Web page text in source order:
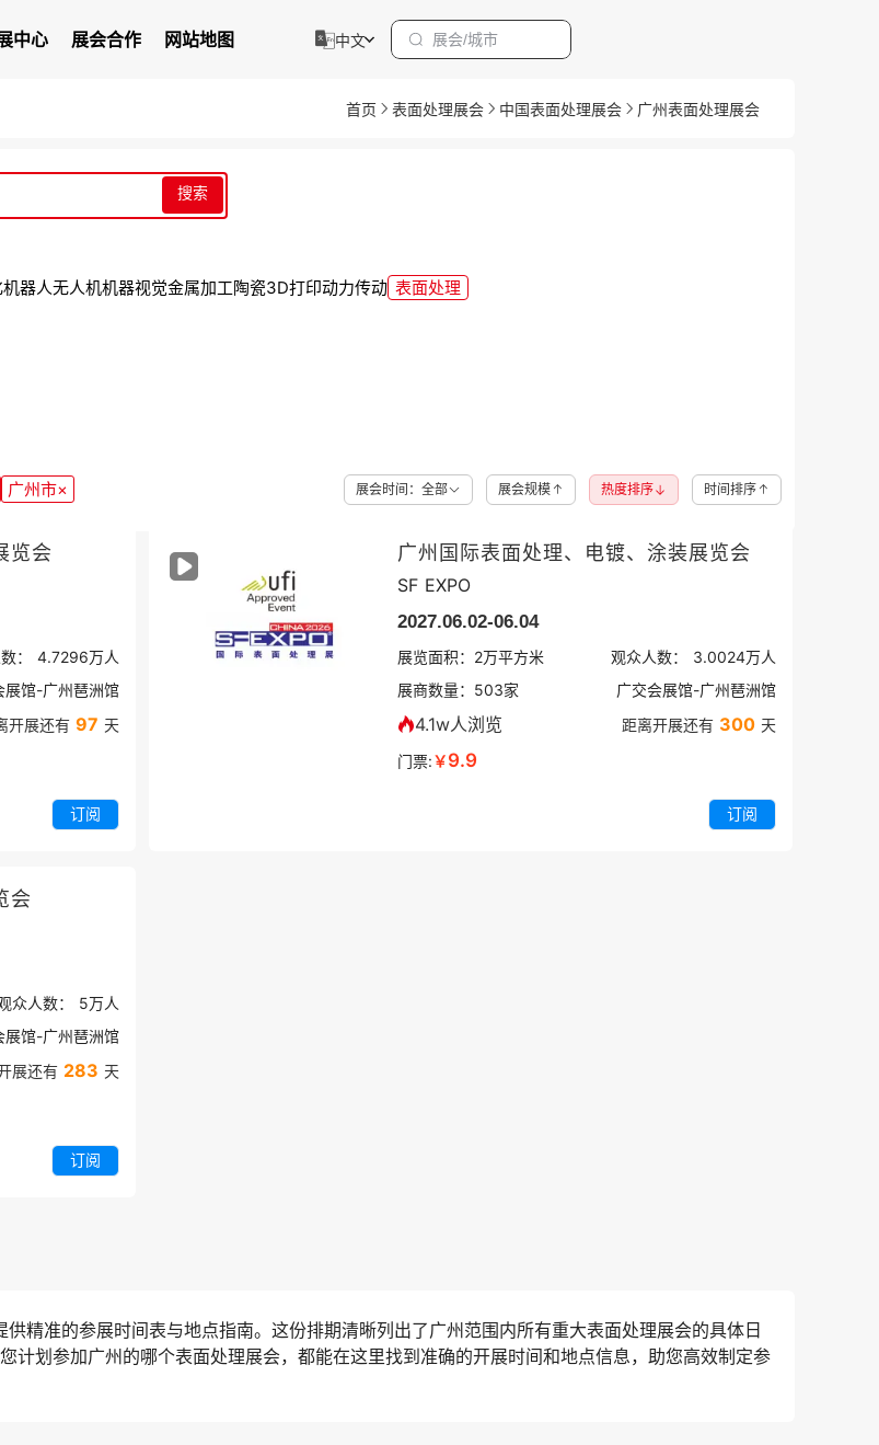
中心 展会合作 网站地图 中文
首页 表面处理展会 中国表面处理展会 广州表面处理展会
览会
： 4.7296万人
展馆-广州琶洲馆
开展还有 97 天
订阅
广州国际表面处理、电镀、涂装展览会
SF EXPO
2027.06.02-06.04
展览面积： 2万平方米 观众人数： 3.0024万人
展商数量： 503家 广交会展馆-广州琶洲馆
4.1w人浏览 距离开展还有 300 天
门票:￥9.9
订阅
会
众人数： 5万人
展馆-广州琶洲馆
展还有 283 天
订阅
精准的参展时间表与地点指南。这份排期清晰列出了广州范围内所有重大表面处理展会的具体日
计划参加广州的哪个表面处理展会，都能在这里找到准确的开展时间和地点信息，助您高效制定参
搜索
机器人无人机机器视觉金属加工陶瓷3D打印动力传动 表面处理
广州市× 展会时间：全部 展会规模 热度排序 时间排序